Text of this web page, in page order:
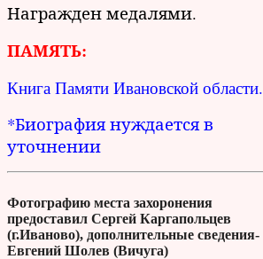
Награжден медалями.
ПАМЯТЬ:
Книга Памяти Ивановской области.
*Биография нуждается в
уточнении
Фотографию места захоронения
предоставил Сергей Каргапольцев
(г.Иваново), дополнительные сведения-
Евгений Шолев (Вичуга)